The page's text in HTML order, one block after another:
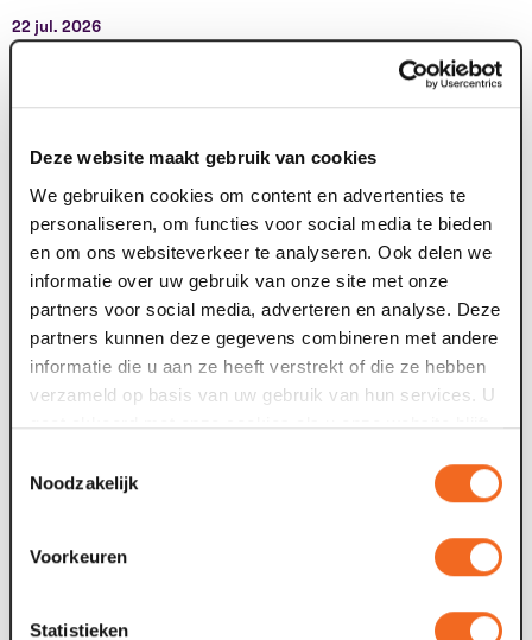
Deze website maakt gebruik van cookies
We gebruiken cookies om content en advertenties te
personaliseren, om functies voor social media te bieden
en om ons websiteverkeer te analyseren. Ook delen we
informatie over uw gebruik van onze site met onze
partners voor social media, adverteren en analyse. Deze
partners kunnen deze gegevens combineren met andere
informatie die u aan ze heeft verstrekt of die ze hebben
verzameld op basis van uw gebruik van hun services. U
gaat akkoord met onze cookies als u onze website blijft
Noodzakelijk
Voorkeuren
Statistieken
22 jul. 2026
televisiestudio
Van dinsdag 4 tot en met zaterdag 8 augustus gebeurt er
iets bijzonders in Maaspoort. BACKSTAGE verandert vijf
avonden lang in de set van...
09 jul. 2026
Voor tweede theaterseizoen op rij meer
dan 100.000 bezoekers
2027 de grens van 100.000 verkochte tickets bereikt. Het
gelukkige kaartje, nummer...
Keti Koti Venlo groeit door